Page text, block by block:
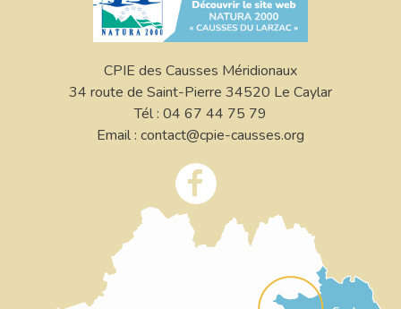
CPIE des Causses Méridionaux
34 route de Saint-Pierre 34520 Le Caylar
Tél : 04 67 44 75 79
Email : contact@cpie-causses.org